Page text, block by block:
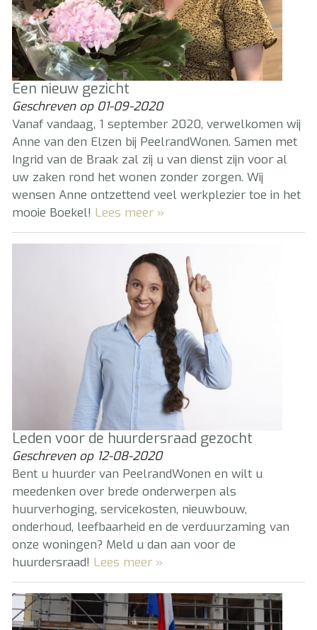
Een nieuw gezicht
Geschreven op 01-09-2020
Vanaf vandaag, 1 september 2020, verwelkomen wij
Anne van den Elzen bij PeelrandWonen. Samen met
Ingrid van de Braak zal zij u van dienst zijn voor al
uw zaken rond het wonen zonder zorgen. Wij
wensen Anne ontzettend veel werkplezier toe in het
mooie Boekel! Lees meer »
Leden voor de huurdersraad gezocht
Geschreven op 12-08-2020
Bent u huurder van PeelrandWonen en wilt u
meedenken over brede onderwerpen als
huurverhoging, servicekosten, nieuwbouw,
onderhoud, leefbaarheid en de verduurzaming van
onze woningen? Meld u dan aan voor de
huurdersraad! Lees meer »